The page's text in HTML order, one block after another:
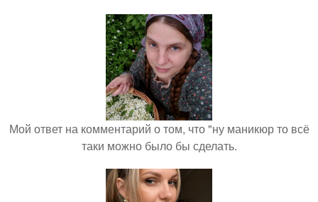
Мой ответ на комментарий о том, что "ну маникюр то всё
таки можно было бы сделать.